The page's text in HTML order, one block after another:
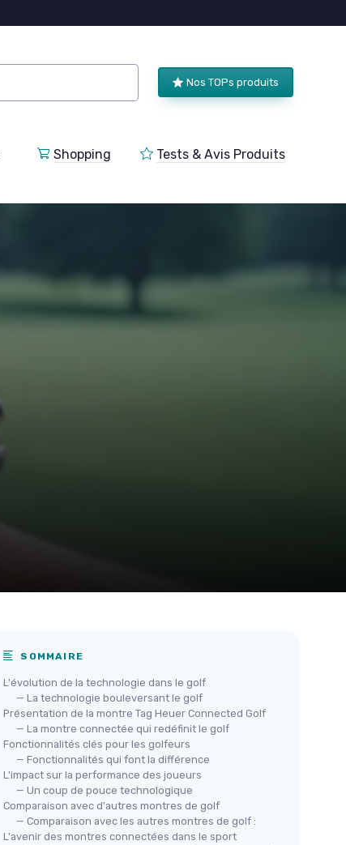
Nos TOPs produits
Shopping Tests & Avis Produits
SOMMAIRE
L'évolution de la technologie dans le golf
— La technologie bouleversant le golf
Présentation de la montre Tag Heuer Connected Golf
— La montre connectée qui redéfinit le golf
Fonctionnalités clés pour les golfeurs
— Fonctionnalités qui font la différence
L'impact sur la performance des joueurs
— Un coup de pouce technologique
Comparaison avec d'autres montres de golf
— Comparaison avec les autres montres de golf :
L'avenir des montres connectées dans le sport